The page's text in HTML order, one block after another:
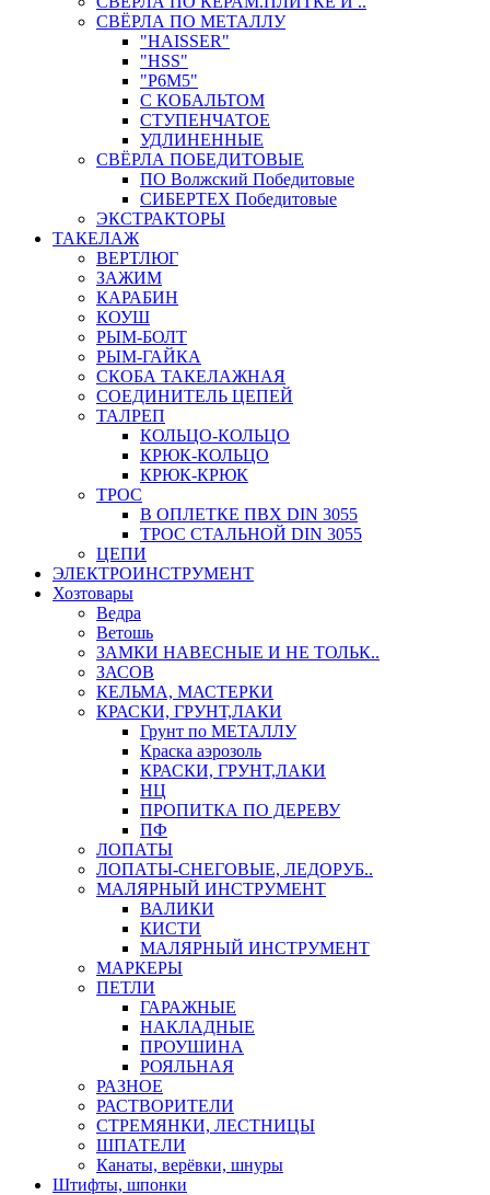
СВЁРЛА ПО МЕТАЛЛУ
"HAISSER"
"HSS"
"Р6М5"
С КОБАЛЬТОМ
СТУПЕНЧАТОЕ
УДЛИНЕННЫЕ
СВЁРЛА ПОБЕДИТОВЫЕ
ПО Волжский Победитовые
СИБЕРТЕХ Победитовые
ЭКСТРАКТОРЫ
ТАКЕЛАЖ
ВЕРТЛЮГ
ЗАЖИМ
КАРАБИН
КОУШ
РЫМ-БОЛТ
РЫМ-ГАЙКА
СКОБА ТАКЕЛАЖНАЯ
СОЕДИНИТЕЛЬ ЦЕПЕЙ
ТАЛРЕП
КОЛЬЦО-КОЛЬЦО
КРЮК-КОЛЬЦО
КРЮК-КРЮК
ТРОС
В ОПЛЕТКЕ ПВХ DIN 3055
ТРОС СТАЛЬНОЙ DIN 3055
ЦЕПИ
ЭЛЕКТРОИНСТРУМЕНТ
Хозтовары
Ведра
Ветошь
ЗАМКИ НАВЕСНЫЕ И НЕ ТОЛЬК..
ЗАСОВ
КЕЛЬМА, МАСТЕРКИ
КРАСКИ, ГРУНТ,ЛАКИ
Грунт по МЕТАЛЛУ
Краска аэрозоль
КРАСКИ, ГРУНТ,ЛАКИ
НЦ
ПРОПИТКА ПО ДЕРЕВУ
ПФ
ЛОПАТЫ
ЛОПАТЫ-СНЕГОВЫЕ, ЛЕДОРУБ..
МАЛЯРНЫЙ ИНСТРУМЕНТ
ВАЛИКИ
КИСТИ
МАЛЯРНЫЙ ИНСТРУМЕНТ
МАРКЕРЫ
ПЕТЛИ
ГАРАЖНЫЕ
НАКЛАДНЫЕ
ПРОУШИНА
РОЯЛЬНАЯ
РАЗНОЕ
РАСТВОРИТЕЛИ
СТРЕМЯНКИ, ЛЕСТНИЦЫ
ШПАТЕЛИ
Канаты, верёвки, шнуры
Штифты, шпонки